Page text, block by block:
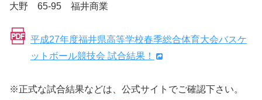
大野 65-95 福井商業
平成27年度福井県高等学校春季総合体育大会バスケ
ットボール競技会 試合結果！
※正式な試合結果などは、公式サイトでご確認下さい。